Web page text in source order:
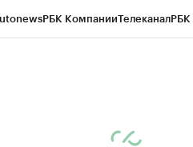
РБК КомпанииТелеканалРБК